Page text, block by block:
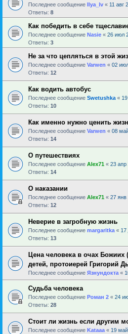
Последнее сообщение Ilya_Iv « 11 авг
Ответы: 8
Как победить в себе
Последнее сообщение Nasie « 26 июл
Ответы: 3
Не за что цепляться в этой
Последнее сообщение Varwen « 02
Ответы: 12
Как водить автобус
Последнее сообщение Swetushka «
Ответы: 10
Как именно нужно ценить
Последнее сообщение Varwen « 08
Ответы: 14
О путешествиях
Последнее сообщение Alex71 « 23 апр
Ответы: 14
О наказании
Последнее сообщение Alex71 « 27 янв
Ответы: 12
Неверие в загробную жизнь
Последнее сообщение margaritka « 17
Ответы: 13
Цена человека в очах Божиих
детей, протоиерей Григорий
Последнее сообщение Язнундокта «
Cудьба человека
Последнее сообщение Роман 2 « 24
Ответы: 28
Стоит ли жизнь если другим
Последнее сообщение Kataaa « 19